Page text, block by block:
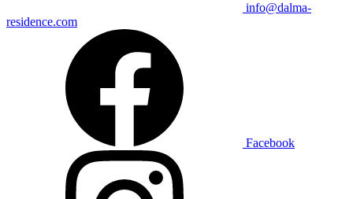
info@dalma-
residence.com
Facebook